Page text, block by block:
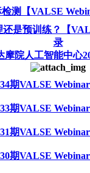
测【VALSE
是预训练？【
录
摩院人工智能中心
期VALSE
期VALSE
期VALSE
期VALSE